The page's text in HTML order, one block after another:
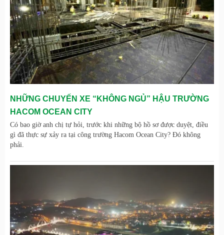
NHỮNG CHUYẾN XE “KHÔNG NGỦ” HẬU TRƯỜNG
HACOM OCEAN CITY
Có bao giờ anh chị tự hỏi, trước khi những bộ hồ sơ được duyệt, điều
gì đã thực sự xảy ra tại công trường Hacom Ocean City? Đó không
phải.